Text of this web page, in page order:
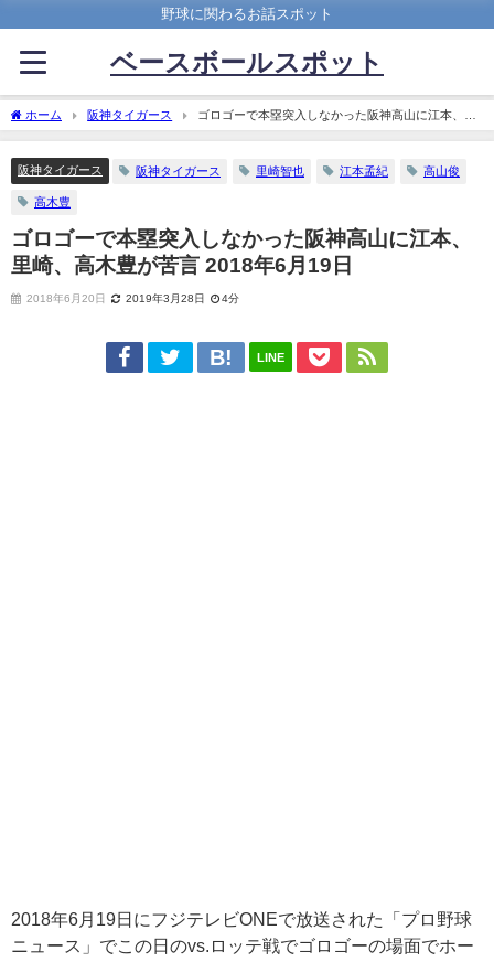
野球に関わるお話スポット
ベースボールスポット
ホーム 阪神タイガース
ゴロゴーで本塁突入しなかった阪神高山に江本、里
崎、高木豊が苦言 2018年6月19日
阪神タイガース 阪神タイガース 里崎智也 江本孟紀 高山俊
高木豊
ゴロゴーで本塁突入しなかった阪神高山に江本、
里崎、高木豊が苦言 2018年6月19日
2018年6月20日 2019年3月28日 4分
LINE
2018年6月19日にフジテレビONEで放送された「プロ野球
ニュース」でこの日のvs.ロッテ戦でゴロゴーの場面でホー